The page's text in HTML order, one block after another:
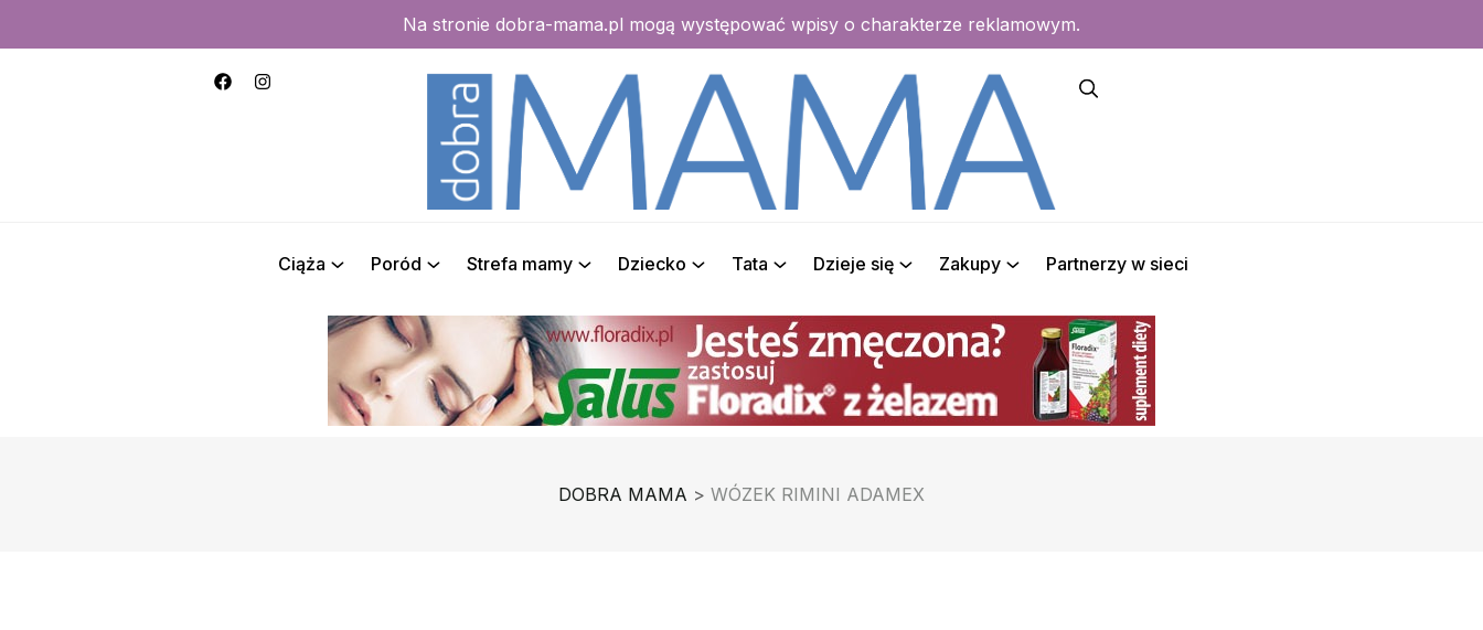
Na stronie dobra-mama.pl mogą występować wpisy o charakterze reklamowym.
Ciąża Poród Strefa mamy Dziecko Tata Dzieje się Zakupy Partnerzy w sieci
DOBRA MAMA > WÓZEK RIMINI ADAMEX